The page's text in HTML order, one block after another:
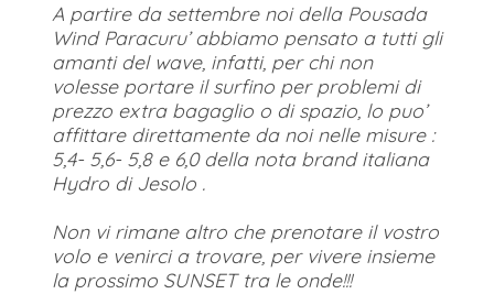
A partire da settembre noi della Pousada
Wind Paracuru’ abbiamo pensato a tutti gli
amanti del wave, infatti, per chi non
volesse portare il surfino per problemi di
prezzo extra bagaglio o di spazio, lo puo’
affittare direttamente da noi nelle misure :
5,4- 5,6- 5,8 e 6,0 della nota brand italiana
Hydro di Jesolo .
Non vi rimane altro che prenotare il vostro
volo e venirci a trovare, per vivere insieme
la prossimo SUNSET tra le onde!!!